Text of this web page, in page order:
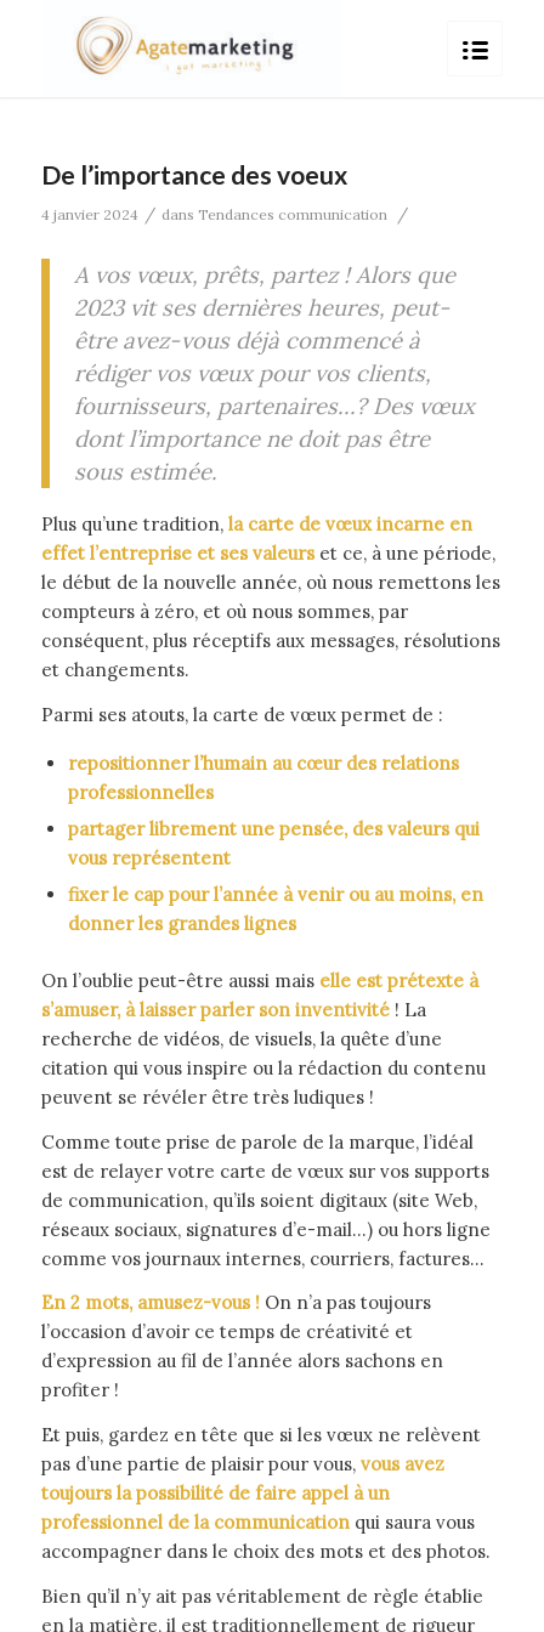
De l’importance des voeux
4 janvier 2024 / dans Tendances communication /
A vos vœux, prêts, partez ! Alors que
2023 vit ses dernières heures, peut-
être avez-vous déjà commencé à
rédiger vos vœux pour vos clients,
fournisseurs, partenaires…? Des vœux
dont l’importance ne doit pas être
sous estimée.
Plus qu’une tradition,la carte de vœux incarne en
effet l’entreprise et ses valeurset ce, à une période,
le début de la nouvelle année, où nous remettons les
compteurs à zéro, et où nous sommes, par
conséquent, plus réceptifs aux messages, résolutions
et changements.
Parmi ses atouts, la carte de vœux permet de :
repositionner l’humain au cœur des relations
professionnelles
partager librement une pensée, des valeurs qui
vous représentent
fixer le cap pour l’année à venir ou au moins, en
donner les grandes lignes
On l’oublie peut-être aussi mais elle est prétexte à
s’amuser, à laisser parler son inventivité ! La
recherche de vidéos, de visuels, la quête d’une
citation qui vous inspire ou la rédaction du contenu
peuvent se révéler être très ludiques !
Comme toute prise de parole de la marque, l’idéal
est de relayer votre carte de vœux sur vos supports
de communication, qu’ils soient digitaux (site Web,
réseaux sociaux, signatures d’e-mail…) ou hors ligne
comme vos journaux internes, courriers, factures…
En 2 mots, amusez-vous !On n’a pas toujours
l’occasion d’avoir ce temps de créativité et
d’expression au fil de l’année alors sachons en
profiter !
Et puis, gardez en tête que si les vœux ne relèvent
pas d’une partie de plaisir pour vous, vous avez
toujours la possibilité de faire appel à un
professionnel de la communicationqui saura vous
accompagner dans le choix des mots et des photos.
Bien qu’il n’y ait pas véritablement de règle établie
en la matière, il est traditionnellement de rigueur